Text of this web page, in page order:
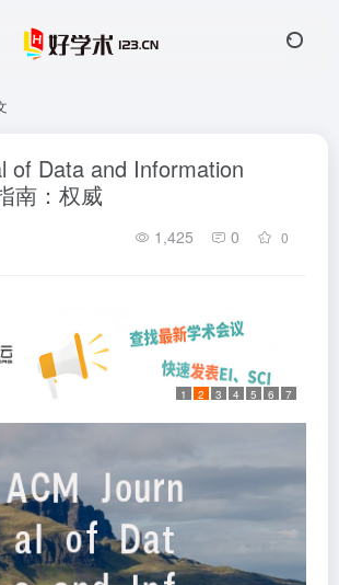
of Data and Information
南：权威
1,425 0 0
1 2 3 4 5 6 7